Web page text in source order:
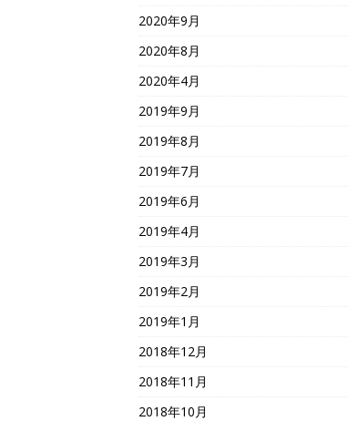
2020年9月
2020年8月
2020年4月
2019年9月
2019年8月
2019年7月
2019年6月
2019年4月
2019年3月
2019年2月
2019年1月
2018年12月
2018年11月
2018年10月